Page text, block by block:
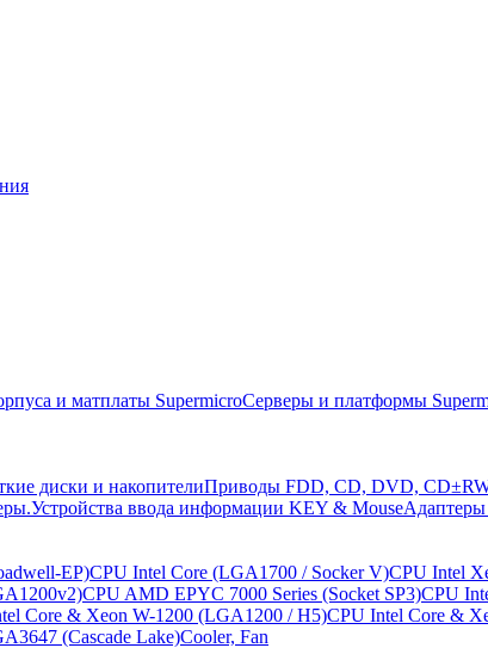
и матплаты SupermicroСерверы и платформы
диски и накопителиПриводы FDD, CD, DVD,
Устройства ввода информации KEY & MouseАдаптеры
EP)CPU Intel Core (LGA1700 / Socker V)CPU Intel
CPU AMD EPYC 7000 Series (Socket SP3)CPU
Core & Xeon W-1200 (LGA1200 / H5)CPU Intel Core &
(Cascade Lake)Cooler, Fan